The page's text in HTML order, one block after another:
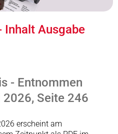
Inhalt Ausgabe
- Entnommen
2026, Seite 246
erscheint am